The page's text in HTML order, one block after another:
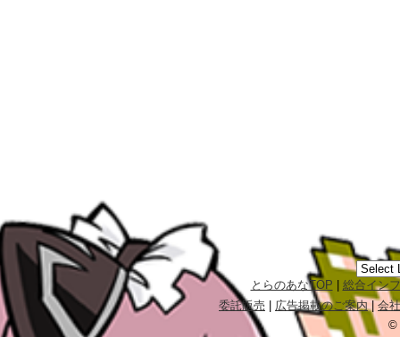
とらのあなTOP
総合イン
委託販売
広告掲載のご案内|会
©